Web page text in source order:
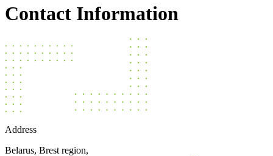
Contact Information
Address
Belarus, Brest region,